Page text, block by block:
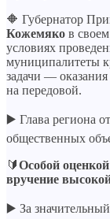
🔶 Губернатор
Кожемяко в
условиях
муниципалитеты
задачи —
на передовой.
▶️ Глава региона
общественных
🔰Особой оценкой
вручение
▶️ За